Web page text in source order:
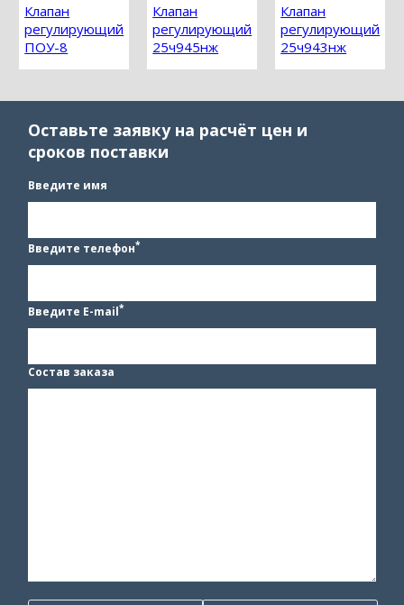
Клапан
регулирующий
ПОУ-8
Клапан
регулирующий
25ч945нж
Клапан
регулирующий
25ч943нж
Оставьте заявку на расчёт цен и
сроков поставки
Введите имя
Введите телефон*
Введите E-mail*
Состав заказа